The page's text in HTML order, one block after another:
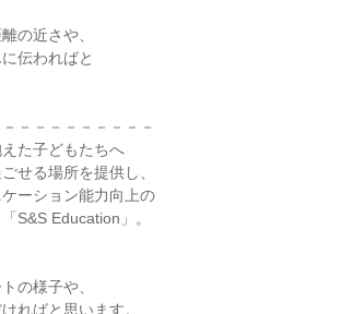
の近さや、
伝わればと
－－－－－－－－－
た子どもたちへ
せる場所を提供し、
ーション能力向上の
S&S Education」。
の様子や、
ればと思います。